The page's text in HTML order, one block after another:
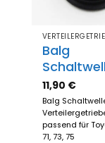
Balg
11,90 €
Balg
passend für
71, 73, 75